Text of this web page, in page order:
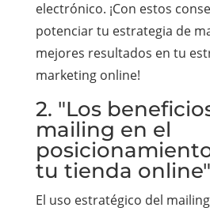
electrónico. ¡Con estos
potenciar tu estrategia de
mejores resultados en tu
marketing online!
2. "Los
mailing en el
tu tienda online"
El uso estratégico del